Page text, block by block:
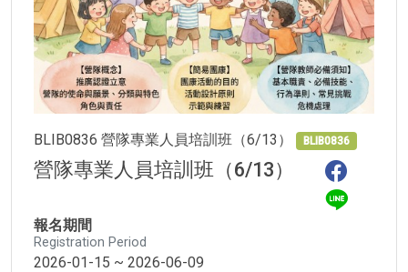
BLIB0836 營隊專業人員培訓班（6/13） BLIB0836
營隊專業人員培訓班（6/13）
報名期間
Registration Period
2026-01-15 ~ 2026-06-09